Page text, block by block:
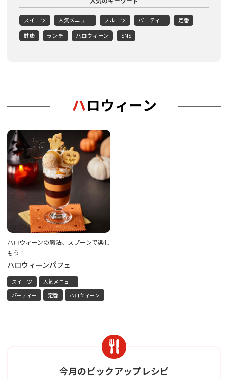
スイーツ 人気メニュー フルーツ パーティー 定番
健康 ランチ ハロウィーン SNS
ハロウィーン
ハロウィーンの魔法、スプーンで楽し
もう！
ハロウィーンパフェ
スイーツ
人気メニュー
パーティー
定番 ハロウィーン
今月のピックアップレシピ